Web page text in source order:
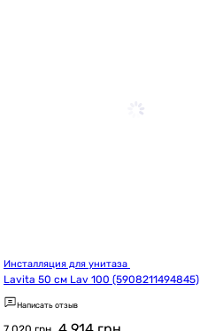
Lavita 50 см Lav 100 (5908211494845)
Написать отзыв